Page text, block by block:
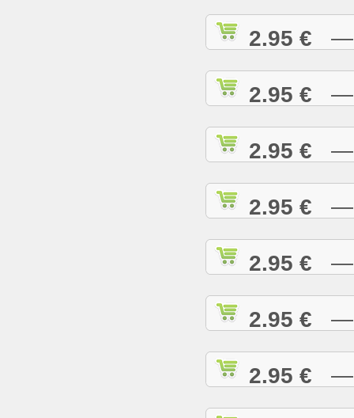
2.95 € —
2.95 € —
2.95 € —
2.95 € —
2.95 € —
2.95 € —
2.95 € —